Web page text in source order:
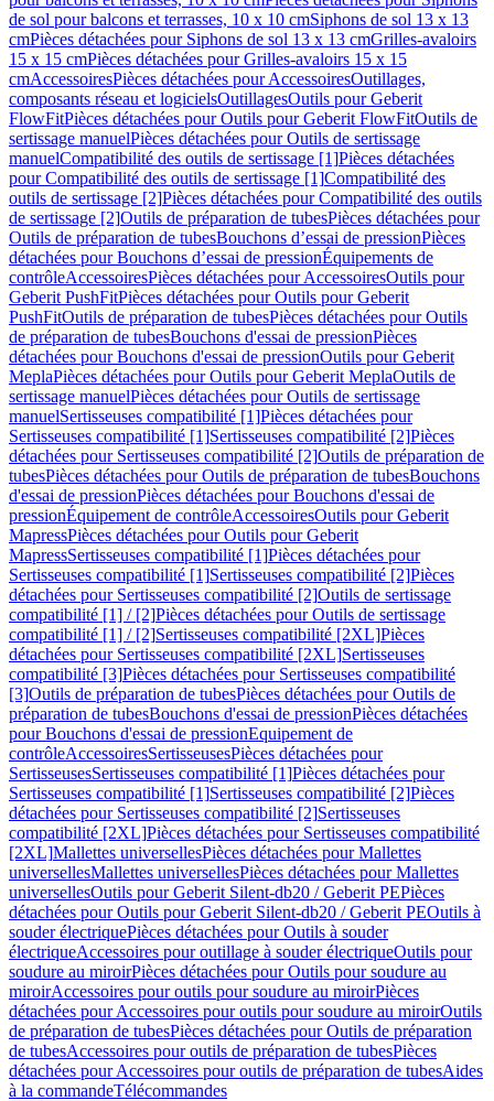
de sol pour balcons et terrasses, 10 x 10 cmSiphons de sol 13 x 13
cmPièces détachées pour Siphons de sol 13 x 13 cmGrilles-avaloirs
15 x 15 cmPièces détachées pour Grilles-avaloirs 15 x 15
cmAccessoiresPièces détachées pour AccessoiresOutillages,
composants réseau et logicielsOutillagesOutils pour Geberit
FlowFitPièces détachées pour Outils pour Geberit FlowFitOutils de
sertissage manuelPièces détachées pour Outils de sertissage
manuelCompatibilité des outils de sertissage [1]Pièces détachées
pour Compatibilité des outils de sertissage [1]Compatibilité des
outils de sertissage [2]Pièces détachées pour Compatibilité des outils
de sertissage [2]Outils de préparation de tubesPièces détachées pour
Outils de préparation de tubesBouchons d’essai de pressionPièces
détachées pour Bouchons d’essai de pressionÉquipements de
contrôleAccessoiresPièces détachées pour AccessoiresOutils pour
Geberit PushFitPièces détachées pour Outils pour Geberit
PushFitOutils de préparation de tubesPièces détachées pour Outils
de préparation de tubesBouchons d'essai de pressionPièces
détachées pour Bouchons d'essai de pressionOutils pour Geberit
MeplaPièces détachées pour Outils pour Geberit MeplaOutils de
sertissage manuelPièces détachées pour Outils de sertissage
manuelSertisseuses compatibilité [1]Pièces détachées pour
Sertisseuses compatibilité [1]Sertisseuses compatibilité [2]Pièces
détachées pour Sertisseuses compatibilité [2]Outils de préparation de
tubesPièces détachées pour Outils de préparation de tubesBouchons
d'essai de pressionPièces détachées pour Bouchons d'essai de
pressionÉquipement de contrôleAccessoiresOutils pour Geberit
MapressPièces détachées pour Outils pour Geberit
MapressSertisseuses compatibilité [1]Pièces détachées pour
Sertisseuses compatibilité [1]Sertisseuses compatibilité [2]Pièces
détachées pour Sertisseuses compatibilité [2]Outils de sertissage
compatibilité [1] / [2]Pièces détachées pour Outils de sertissage
compatibilité [1] / [2]Sertisseuses compatibilité [2XL]Pièces
détachées pour Sertisseuses compatibilité [2XL]Sertisseuses
compatibilité [3]Pièces détachées pour Sertisseuses compatibilité
[3]Outils de préparation de tubesPièces détachées pour Outils de
préparation de tubesBouchons d'essai de pressionPièces détachées
pour Bouchons d'essai de pressionEquipement de
contrôleAccessoiresSertisseusesPièces détachées pour
SertisseusesSertisseuses compatibilité [1]Pièces détachées pour
Sertisseuses compatibilité [1]Sertisseuses compatibilité [2]Pièces
détachées pour Sertisseuses compatibilité [2]Sertisseuses
compatibilité [2XL]Pièces détachées pour Sertisseuses compatibilité
[2XL]Mallettes universellesPièces détachées pour Mallettes
universellesMallettes universellesPièces détachées pour Mallettes
universellesOutils pour Geberit Silent-db20 / Geberit PEPièces
détachées pour Outils pour Geberit Silent-db20 / Geberit PEOutils à
souder électriquePièces détachées pour Outils à souder
électriqueAccessoires pour outillage à souder électriqueOutils pour
soudure au miroirPièces détachées pour Outils pour soudure au
miroirAccessoires pour outils pour soudure au miroirPièces
détachées pour Accessoires pour outils pour soudure au miroirOutils
de préparation de tubesPièces détachées pour Outils de préparation
de tubesAccessoires pour outils de préparation de tubesPièces
détachées pour Accessoires pour outils de préparation de tubesAides
à la commandeTélécommandes